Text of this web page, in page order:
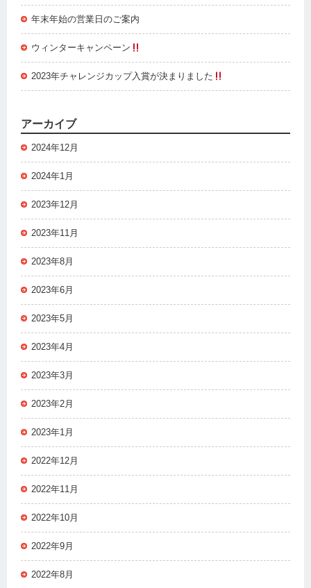
年末年始の営業日のご案内
ウィンターキャンペーン
2023年チャレンジカップ入賞が決まりました
アーカイブ
2024年12月
2024年1月
2023年12月
2023年11月
2023年8月
2023年6月
2023年5月
2023年4月
2023年3月
2023年2月
2023年1月
2022年12月
2022年11月
2022年10月
2022年9月
2022年8月